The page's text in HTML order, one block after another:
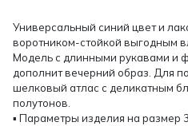
Универсальный синий цвет и
воротником-стойкой выгодным
Модель с длинными рукавами и
дополнит вечерний образ. Для
шелковый атлас с деликатным
полутонов.
▪ Параметры изделия на размер